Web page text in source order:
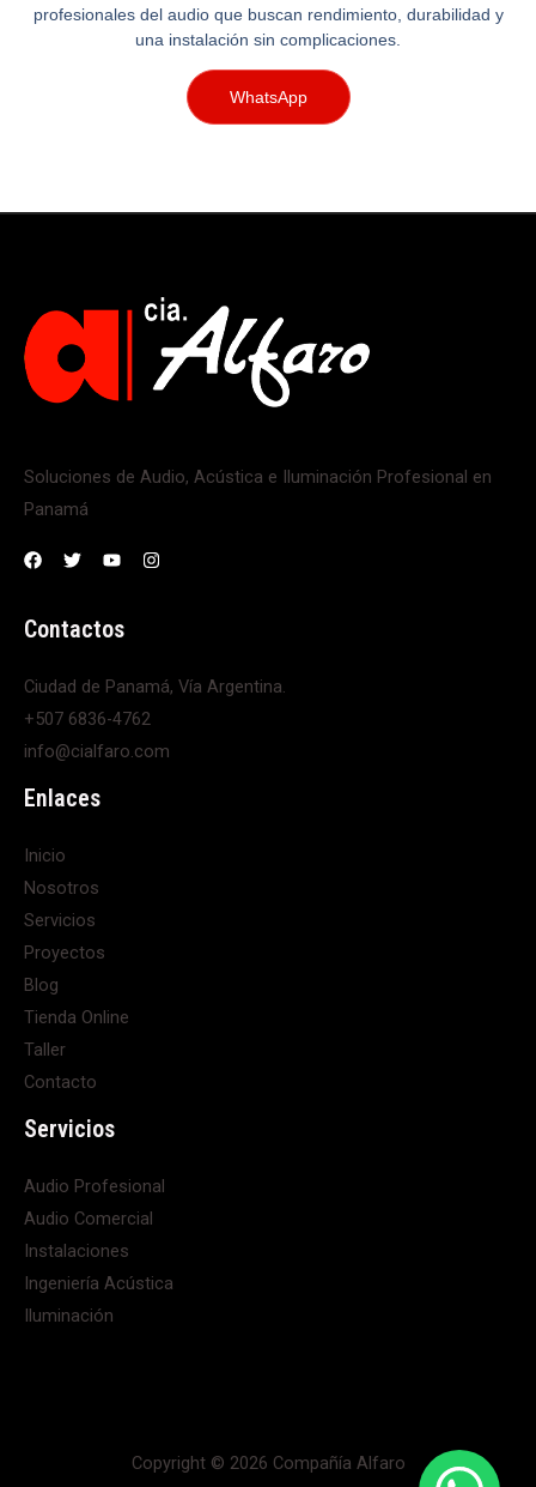
profesionales del audio que buscan rendimiento, durabilidad y
una instalación sin complicaciones.
WhatsApp
Soluciones de Audio, Acústica e Iluminación Profesional en
Panamá
Contactos
Ciudad de Panamá, Vía Argentina.
+507 6836-4762
info@cialfaro.com
Enlaces
Inicio
Nosotros
Servicios
Proyectos
Blog
Tienda Online
Taller
Contacto
Servicios
Audio Profesional
Audio Comercial
Instalaciones
Ingeniería Acústica
Iluminación
Copyright © 2026 Compañía Alfaro